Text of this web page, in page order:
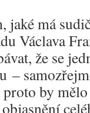
jaké má
Václava
že se
by